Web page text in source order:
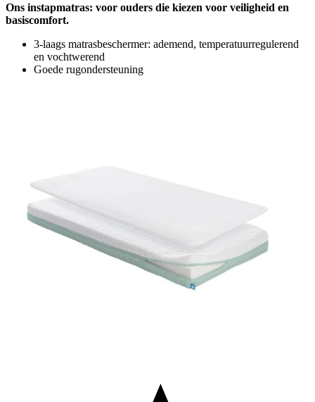
Ons instapmatras: voor ouders die kiezen voor veiligheid en
basiscomfort.
3-laags matrasbeschermer: ademend, temperatuurregulerend
en vochtwerend
Goede rugondersteuning